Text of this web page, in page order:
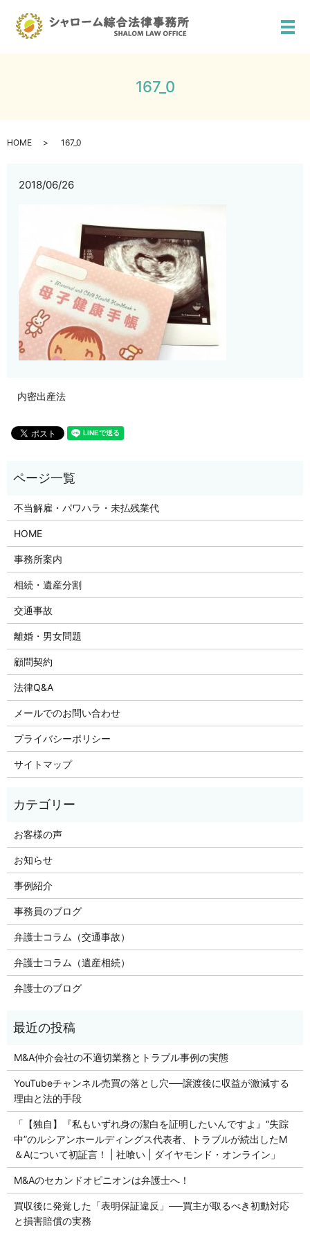
メ
167_0
HOME 167_0
2018/06/26
内密出産法
不当解雇・パワハラ・未払残業代
HOME
事務所案内
相続・遺産分割
交通事故
離婚・男女問題
顧問契約
法律Q&A
メールでのお問い合わせ
プライバシーポリシー
サイトマップ
お客様の声
お知らせ
事例紹介
事務員のブログ
弁護士コラム（交通事故）
弁護士コラム（遺産相続）
弁護士のブログ
M&A仲介会社の不適切業務とトラブル事例の実態
YouTubeチャンネル売買の落とし穴──譲渡後に収益が激減する
理由と法的手段
「【独自】『私もいずれ身の潔白を証明したいんですよ』“失踪
中”のルシアンホールディングス代表者、トラブルが続出したM
＆Aについて初証言！ | 社喰い | ダイヤモンド・オンライン」
M&Aのセカンドオピニオンは弁護士へ！
買収後に発覚した「表明保証違反」──買主が取るべき初動対応
と損害賠償の実務